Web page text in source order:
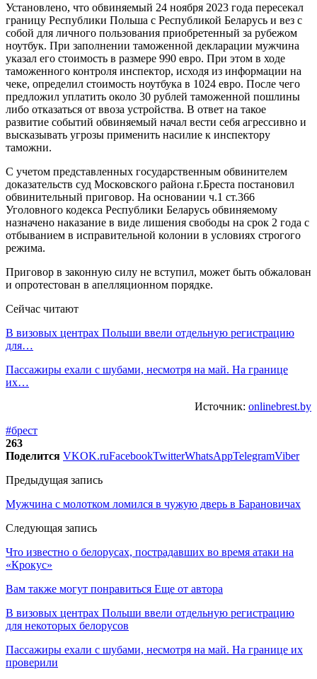
Установлено, что обвиняемый 24 ноября 2023 года пересекал
границу Республики Польша с Республикой Беларусь и вез с
собой для личного пользования приобретенный за рубежом
ноутбук. При заполнении таможенной декларации мужчина
указал его стоимость в размере 990 евро. При этом в ходе
таможенного контроля инспектор, исходя из информации на
чеке, определил стоимость ноутбука в 1024 евро. После чего
предложил уплатить около 30 рублей таможенной пошлины
либо отказаться от ввоза устройства. В ответ на такое
развитие событий обвиняемый начал вести себя агрессивно и
высказывать угрозы применить насилие к инспектору
таможни.
С учетом представленных государственным обвинителем
доказательств суд Московского района г.Бреста постановил
обвинительный приговор. На основании ч.1 ст.366
Уголовного кодекса Республики Беларусь обвиняемому
назначено наказание в виде лишения свободы на срок 2 года с
отбыванием в исправительной колонии в условиях строгого
режима.
Приговор в законную силу не вступил, может быть обжалован
и опротестован в апелляционном порядке.
Сейчас читают
В визовых центрах Польши ввели отдельную регистрацию
для…
Пассажиры ехали с шубами, несмотря на май. На границе
их…
Источник: onlinebrest.by
#брест
263
Поделится VKOK.ruFacebookTwitterWhatsAppTelegramViber
Предыдущая запись
Мужчина с молотком ломился в чужую дверь в Барановичах
Следующая запись
Что известно о белорусах, пострадавших во время атаки на
«Крокус»
Вам также могут понравиться Еще от автора
В визовых центрах Польши ввели отдельную регистрацию
для некоторых белорусов
Пассажиры ехали с шубами, несмотря на май. На границе их
проверили